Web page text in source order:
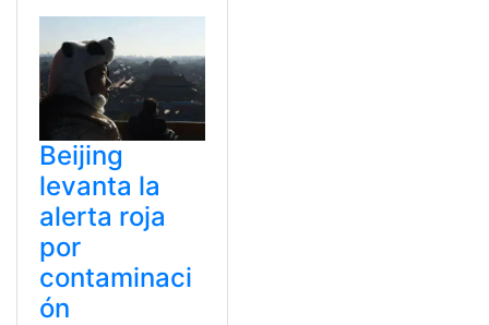
Beijing
levanta la
alerta roja
por
contaminaci
ón